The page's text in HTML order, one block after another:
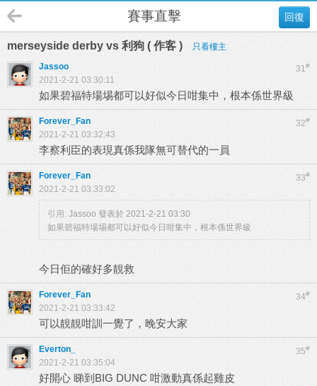
回復
賽事直擊
merseyside derby vs 利狗 ( 作客 ) 只看樓主
31#
Jassoo
2021-2-21 03:30:11
如果碧福特場埸都可以好似今日咁集中，根本係世界級
32#
Forever_Fan
2021-2-21 03:32:43
李察利臣的表現真係我隊無可替代的一員
33#
Forever_Fan
2021-2-21 03:33:02
引用: Jassoo 發表於 2021-2-21 03:30
如果碧福特場埸都可以好似今日咁集中，根本係世界級
今日佢的確好多靚救
34#
Forever_Fan
2021-2-21 03:33:42
可以靚靚咁訓一覺了，晚安大家
35#
Everton_
2021-2-21 03:35:04
好開心 睇到BIG DUNC 咁激動真係起雞皮